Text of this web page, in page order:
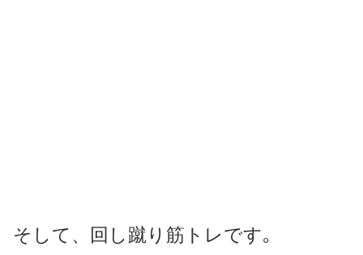
そして、回し蹴り筋トレです｡